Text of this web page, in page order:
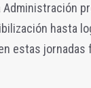
Administración
hasta
estas